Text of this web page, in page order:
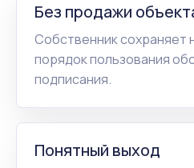
Без продажи
Собственник сохраняет
порядок пользования
подписания.
Понятный выход